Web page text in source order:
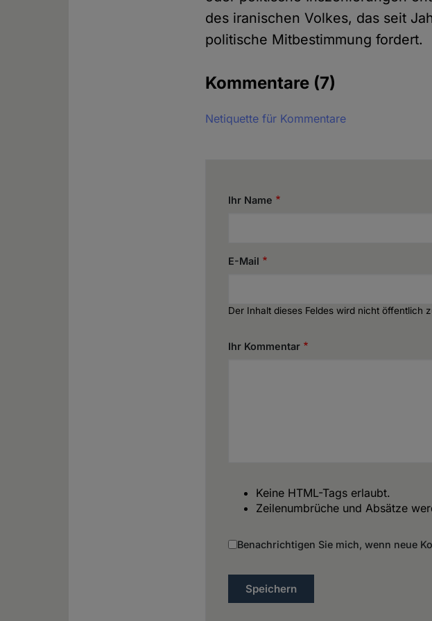
des iranischen Volkes, das seit
politische Mitbestimmung fordert.
Kommentare (7)
Netiquette für Kommentare
Ihr Name
E-Mail
Der Inhalt dieses Feldes wird nicht öffentlich
Ihr Kommentar
Keine HTML-Tags erlaubt.
Zeilenumbrüche und Absätze
Benachrichtigen Sie mich, wenn neue